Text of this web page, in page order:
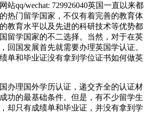
站qq/wechat: 729926040英国一直以来都
热门留学国家，不仅有着完善的教育体
教育水平以及先进的科研技术等优势都
留学国家的不二选择。当然，对于在英
回国发展首先就需要办理英国学认证。
单和毕业证没有拿到学位证书如何做英
办理国外学历认证，递交齐全的认证材
功的最基础条件。但是，有不少留学生
却只有成绩单和毕业证，并没有拿到学